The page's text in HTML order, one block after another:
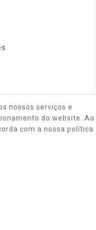
nossos serviços e
do website. Ao
com a nossa política.